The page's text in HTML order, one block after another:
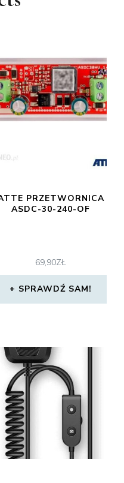
PRZETWORNICA
ASDC-30-240-OF
69,90ZŁ
SPRAWDŹ SAM!